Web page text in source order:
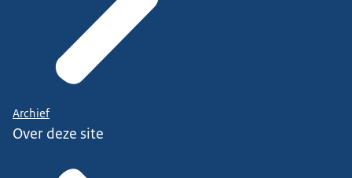
Archief
Over deze site